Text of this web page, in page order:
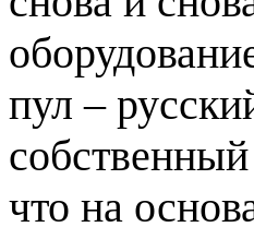
пул –
что на